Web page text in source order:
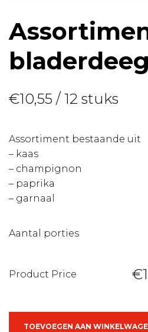
€10,55 / 12 stuks
Assortiment bestaande uit
– kaas
– champignon
– paprika
– garnaal
Aantal porties
Product Price
TOEVOEGEN AAN